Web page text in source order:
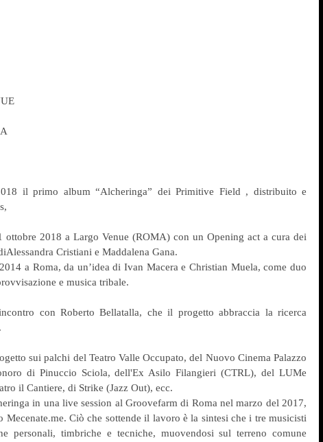
il primo album “Alcheringa” dei Primitive Field , distribuito e
ottobre 2018 a Largo Venue (ROMA) con un Opening act a cura dei
Cristiani e Maddalena Gana.
a Roma, da un’idea di Ivan Macera e Christian Muela, come duo
e musica tribale.
con Roberto Bellatalla, che il progetto abbraccia la ricerca
sui palchi del Teatro Valle Occupato, del Nuovo Cinema Palazzo
di Pinuccio Sciola, dell'Ex Asilo Filangieri (CTRL), del LUMe
il Cantiere, di Strike (Jazz Out), ecc.
in una live session al Groovefarm di Roma nel marzo del 2017,
Mecenate.me. Ciò che sottende il lavoro è la sintesi che i tre musicisti
personali, timbriche e tecniche, muovendosi sul terreno comune